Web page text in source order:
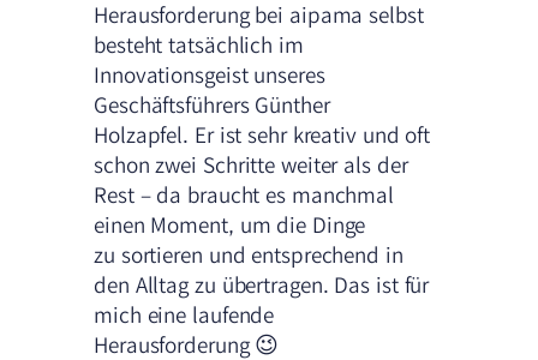
Herausforderung bei aipama selbst
besteht tatsächlich im
Innovationsgeist unseres
Geschäftsführers Günther
Holzapfel. Er ist sehr kreativ und oft
schon zwei Schritte weiter als der
Rest – da braucht es manchmal
einen Moment, um die Dinge
zu sortieren und entsprechend in
den Alltag zu übertragen. Das ist für
mich eine laufende
Herausforderung 😉